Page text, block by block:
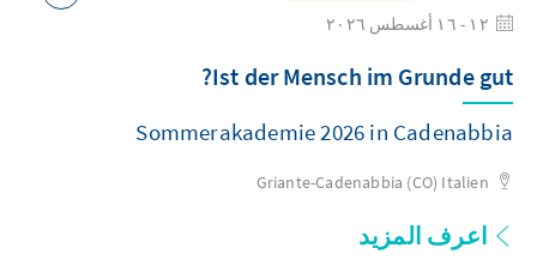
Ist der Mensch im Grunde gut?
Sommerakademie 2026 in Cadenabbia
Griante-Cadenabbia (CO) Italien
اعرف المزيد